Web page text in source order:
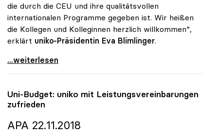
die durch die CEU und ihre qualitätsvollen
internationalen Programme gegeben ist. Wir heißen
die Kollegen und Kolleginnen herzlich willkommen“,
erklärt uniko-Präsidentin Eva Blimlinger.
uniko sieht Privatuniversität CEU als Bereicherung
...weiterlesen
Uni-Budget: uniko mit Leistungsvereinbarungen
zufrieden
APA 22.11.2018